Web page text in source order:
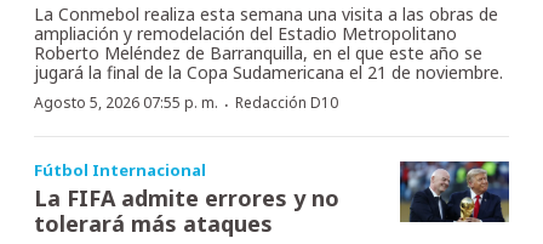
La Conmebol realiza esta semana una visita a las obras de
ampliación y remodelación del Estadio Metropolitano
Roberto Meléndez de Barranquilla, en el que este año se
jugará la final de la Copa Sudamericana el 21 de noviembre.
Agosto 5, 2026 07:55 p. m. · Redacción D10
Fútbol Internacional
La FIFA admite errores y no
tolerará más ataques